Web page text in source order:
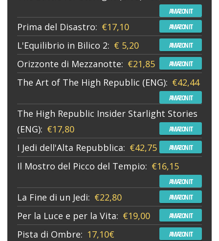
AMAZON IT
Prima del Disastro: €17,10 AMAZON IT
L'Equilibrio in Bilico 2: € 5,20 AMAZON IT
Orizzonte di Mezzanotte: €21,85 AMAZON IT
The Art of The High Republic (ENG): €42,44
AMAZON IT
The High Republic Insider Starlight Stories
(ENG): €17,80 AMAZON IT
I Jedi dell'Alta Repubblica: €42,75 AMAZON IT
Il Mostro del Picco del Tempio: €16,15
AMAZON IT
La Fine di un Jedi: €22,80 AMAZON IT
Per la Luce e per la Vita: €19,00 AMAZON IT
Pista di Ombre: 17,10€ AMAZON IT